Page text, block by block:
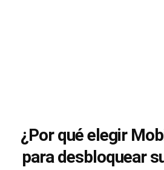
¿Por qué elegir
para desbloquear